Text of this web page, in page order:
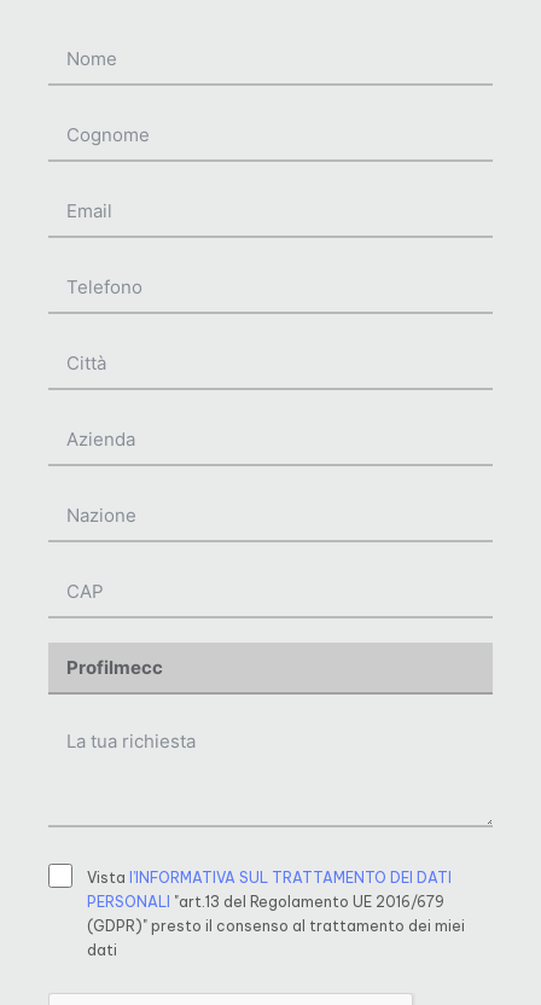
Vista l’INFORMATIVA SUL TRATTAMENTO DEI DATI
PERSONALI "art.13 del Regolamento UE 2016/679
(GDPR)" presto il consenso al trattamento dei miei
dati